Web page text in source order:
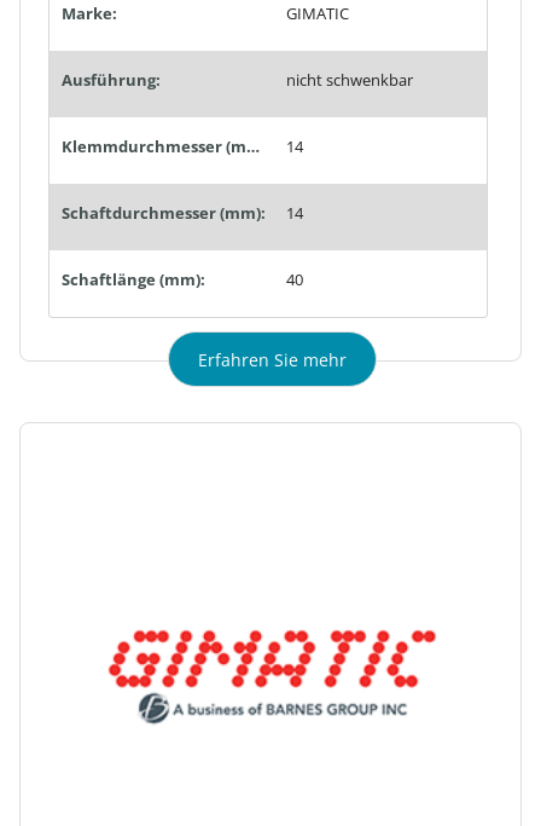
Marke: GIMATIC
Ausführung: nicht schwenkbar
Klemmdurchmesser (mm): 14
Schaftdurchmesser (mm): 14
Schaftlänge (mm): 40
Erfahren Sie mehr